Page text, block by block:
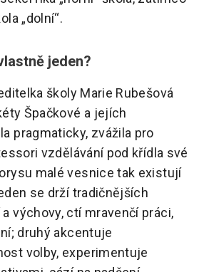
„dolní“.
jeden?
školy Marie Rubešová
Špačkové a jejích
pragmaticky, zvážila pro
vzdělávání pod křídla své
malé vesnice tak existují
se drží tradičnějších
výchovy, ctí mravenčí práci,
druhý akcentuje
volby, experimentuje